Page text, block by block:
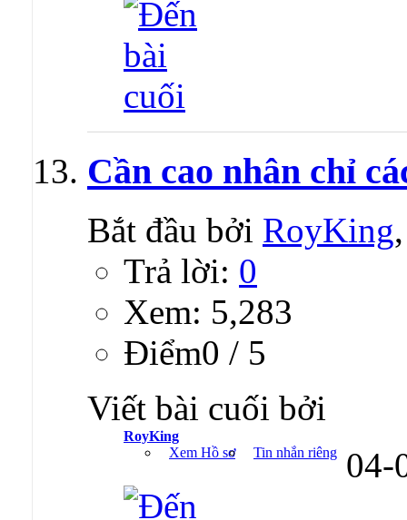
Cần cao nhân chỉ
Bắt đầu bởi RoyKing
Trả lời: 0
Xem: 5,283
Ðiểm0 / 5
Viết bài cuối bởi
RoyKing
Xem Hồ sơ
Tin nhắn riêng 04-